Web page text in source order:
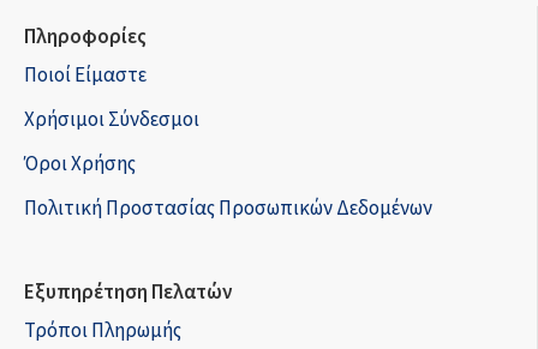
Πληροφορίες
Ποιοί Είμαστε
Χρήσιμοι Σύνδεσμοι
Όροι Χρήσης
Πολιτική Προστασίας Προσωπικών Δεδομένων
Εξυπηρέτηση Πελατών
Τρόποι Πληρωμής